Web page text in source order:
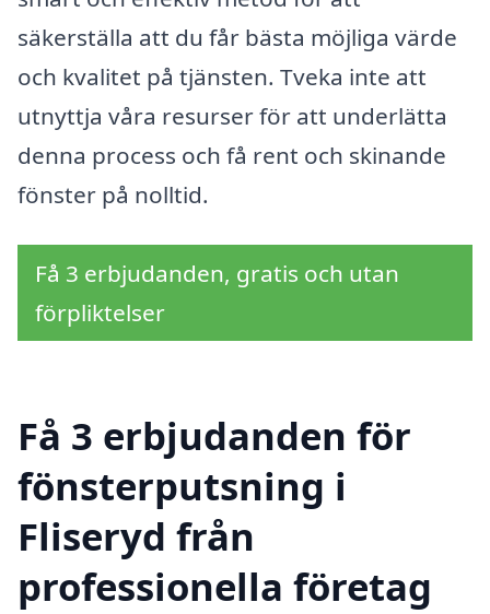
säkerställa att du får bästa möjliga värde
och kvalitet på tjänsten. Tveka inte att
utnyttja våra resurser för att underlätta
denna process och få rent och skinande
fönster på nolltid.
Få 3 erbjudanden, gratis och utan
förpliktelser
Få 3 erbjudanden för
fönsterputsning i
Fliseryd från
professionella företag